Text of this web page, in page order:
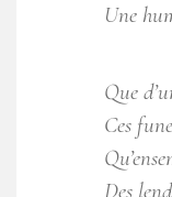
Une
Que
Ces
Des